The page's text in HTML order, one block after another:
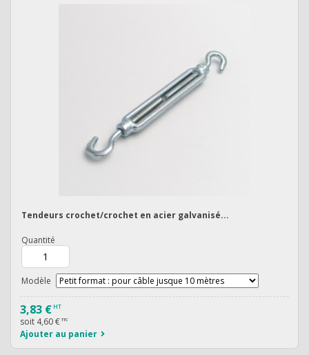
Tendeurs crochet/crochet en acier galvanisé...
Quantité
Modèle
3,83 € HT
soit 4,60 € TTC
Ajouter au panier